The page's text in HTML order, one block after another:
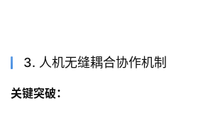
3. 人机无缝耦合协作机制
关键突破：